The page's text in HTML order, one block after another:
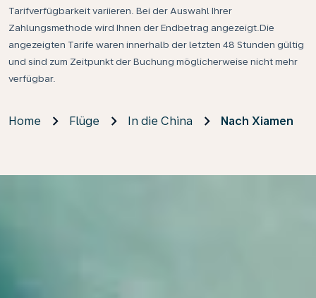
Tarifverfügbarkeit variieren. Bei der Auswahl Ihrer
Zahlungsmethode wird Ihnen der Endbetrag angezeigt.Die
angezeigten Tarife waren innerhalb der letzten 48 Stunden gültig
und sind zum Zeitpunkt der Buchung möglicherweise nicht mehr
verfügbar.
Home Flüge In die China Nach Xiamen